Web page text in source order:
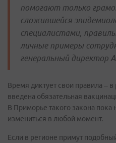
помогают только
сложившейся
специалистами,
личные примеры
генеральный директор
Время диктует свои правила –
введена обязательная
В Приморье такого закона пока
измениться в любой момент.
Если в регионе примут